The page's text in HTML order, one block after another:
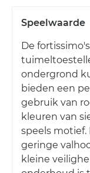
Speelwaarde
De
ondergrond
bieden een
gebruik van
kleuren van
speels
geringe
kleine